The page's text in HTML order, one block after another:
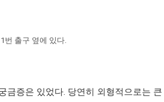
번 출구 옆에 있다.
금증은 있었다. 당연히 외형적으로는 큰